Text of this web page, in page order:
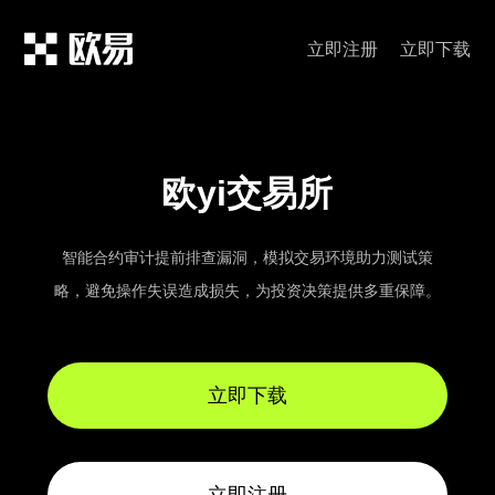
立即下载
立即注册
欧yi交易所
智能合约审计提前排查漏洞，模拟交易环境助力测试策
略，避免操作失误造成损失，为投资决策提供多重保障。
立即下载